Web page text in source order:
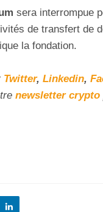
sera interrompue
de transfert de
la fondation.
Twitter, Linkedin,
newsletter crypto